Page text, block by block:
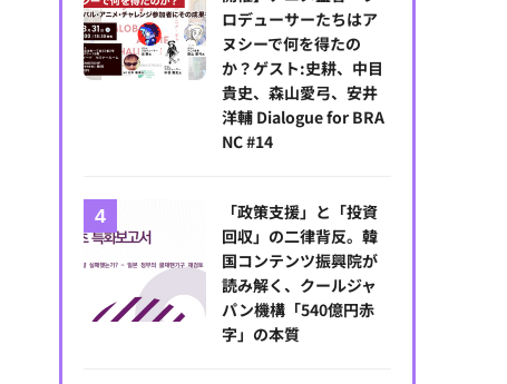
ロデューサーたちはア
ヌシーで何を得たの
か？ゲスト:史耕、中目
貴史、森山愛弓、安井
洋輔 Dialogue for BRA
NC #14
「政策支援」と「投資
回収」の二律背反。韓
国コンテンツ振興院が
読み解く、クールジャ
パン機構「540億円赤
字」の本質